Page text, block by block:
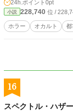
24h.ポイント 0pt
小説 228,740 位 /
ホラー オカルト
16
スペクトル・ハザ